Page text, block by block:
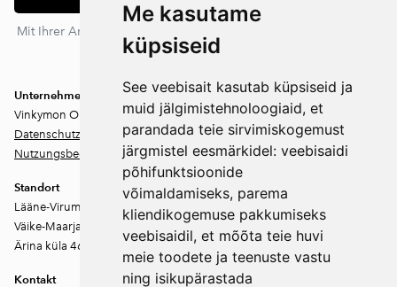
Me kasutame
küpsiseid
See veebisait kasutab küpsiseid ja
muid jälgimistehnoloogiaid, et
parandada teie sirvimiskogemust
järgmistel eesmärkidel: veebisaidi
põhifunktsioonide
võimaldamiseks, parema
kliendikogemuse pakkumiseks
veebisaidil, et mõõta teie huvi
meie toodete ja teenuste vastu
ning isikupärastada
Mit Ihrer Anmeldung stimmen Sie unserer Datenschutzerklärung
zu. Sie können sich jederzeit abmelden.
Unternehmen
Vinkymon OÜ
Datenschutz
Nutzungsbedingungen
Standort
Lääne-Virumaa
Väike-Maarja vald
Ärina küla 46202
Kontakt